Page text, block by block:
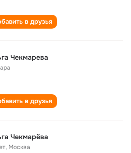
в друзья
Чекмарева
в друзья
Чекмарёва
, Москва